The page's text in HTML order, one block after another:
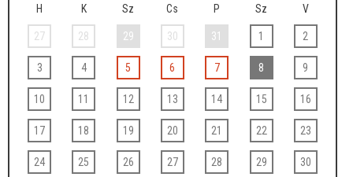
H K Sz Cs P Sz V
27 28 29 30 31 1 2
3 4 5 6 7 8 9
10 11 12 13 14 15 16
17 18 19 20 21 22 23
24 25 26 27 28 29 30